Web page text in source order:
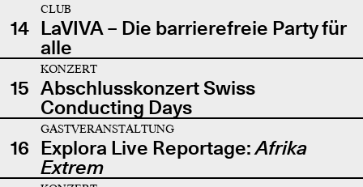
14
CLUB
LaVIVA – Die barrierefreie Party für
alle
15
KONZERT
Abschlusskonzert Swiss
Conducting Days
16
GASTVERANSTALTUNG
Explora Live Reportage:Afrika
Extrem